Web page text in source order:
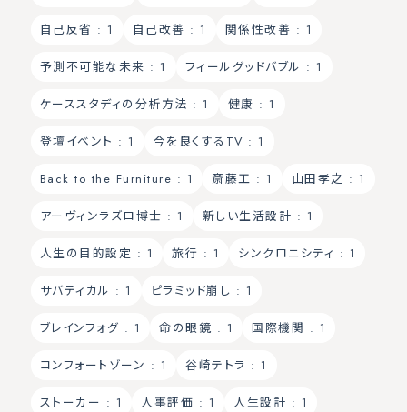
自己反省 : 1 自己改善 : 1 関係性改善 : 1
予測不可能な未来 : 1 フィールグッドバブル : 1
ケーススタディの分析方法 : 1 健康 : 1
登壇イベント : 1 今を良くするTV : 1
Back to the Furniture : 1 斎藤工 : 1 山田孝之 : 1
アーヴィンラズロ博士 : 1 新しい生活設計 : 1
人生の目的設定 : 1 旅行 : 1 シンクロニシティ : 1
サバティカル : 1 ピラミッド崩し : 1
ブレインフォグ : 1 命の眼鏡 : 1 国際機関 : 1
コンフォートゾーン : 1 谷崎テトラ : 1
ストーカー : 1 人事評価 : 1 人生設計 : 1